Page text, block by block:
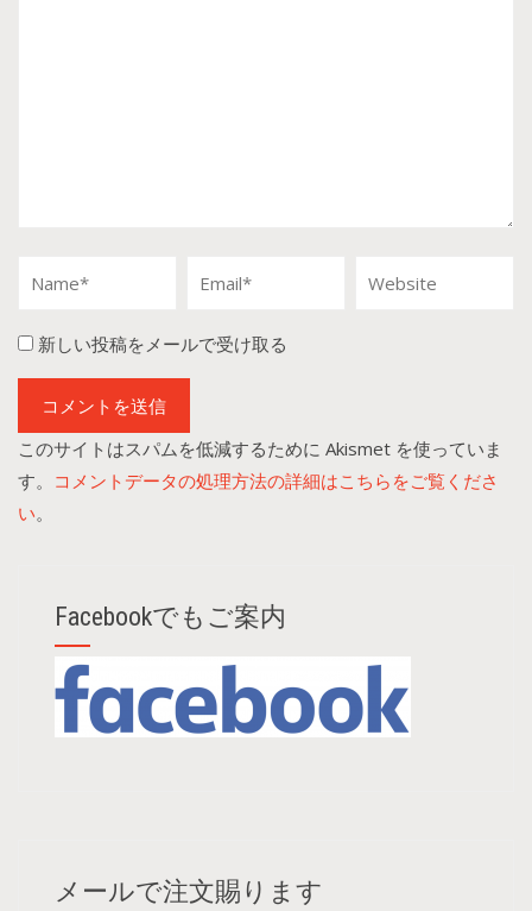
新しい投稿をメールで受け取る
このサイトはスパムを低減するために Akismet を使っていま
す。 コメントデータの処理方法の詳細はこちらをご覧くださ
い。
Facebookでもご案内
メールで注文賜ります